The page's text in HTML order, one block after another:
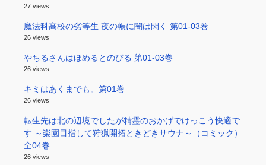
27 views
魔法科高校の劣等生 夜の帳に闇は閃く 第01-03巻
26 views
やちるさんはほめるとのびる 第01-03巻
26 views
キミはあくまでも。第01巻
26 views
転生先は北の辺境でしたが精霊のおかげでけっこう快適で
す ～楽園目指して狩猟開拓ときどきサウナ～（コミック）
全04巻
26 views